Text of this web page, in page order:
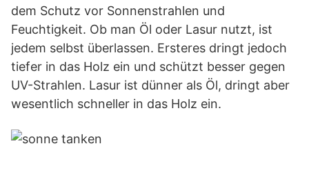
dem Schutz vor Sonnenstrahlen und
Feuchtigkeit. Ob man Öl oder Lasur nutzt, ist
jedem selbst überlassen. Ersteres dringt jedoch
tiefer in das Holz ein und schützt besser gegen
UV-Strahlen. Lasur ist dünner als Öl, dringt aber
wesentlich schneller in das Holz ein.